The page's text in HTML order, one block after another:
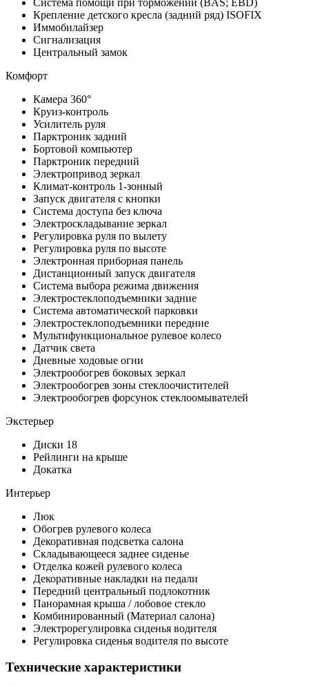
Крепление детского кресла (задний ряд) ISOFIX
Иммобилайзер
Сигнализация
Центральный замок
Комфорт
Камера 360°
Круиз-контроль
Усилитель руля
Парктроник задний
Бортовой компьютер
Парктроник передний
Электропривод зеркал
Климат-контроль 1-зонный
Запуск двигателя с кнопки
Система доступа без ключа
Электроскладывание зеркал
Регулировка руля по вылету
Регулировка руля по высоте
Электронная приборная панель
Дистанционный запуск двигателя
Система выбора режима движения
Электростеклоподъемники задние
Система автоматической парковки
Электростеклоподъемники передние
Мультифункциональное рулевое колесо
Датчик света
Дневные ходовые огни
Электрообогрев боковых зеркал
Электрообогрев зоны стеклоочистителей
Электрообогрев форсунок стеклоомывателей
Экстерьер
Диски 18
Рейлинги на крыше
Докатка
Интерьер
Люк
Обогрев рулевого колеса
Декоративная подсветка салона
Складывающееся заднее сиденье
Отделка кожей рулевого колеса
Декоративные накладки на педали
Передний центральный подлокотник
Панорамная крыша / лобовое стекло
Комбинированный (Материал салона)
Электрорегулировка сиденья водителя
Регулировка сиденья водителя по высоте
Технические характеристики